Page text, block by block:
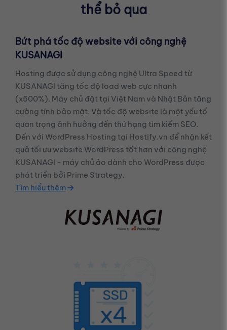
thể bỏ qua
Bứt phá tốc độ website với công nghệ
KUSANAGI
Hosting được sử dụng công nghệ Ultra Speed từ
KUSANAGI tăng tốc độ load web cực nhanh
(x500%). Máy chủ đặt tại Việt Nam và Nhật Bản tăng
cường tính bảo mật. Và tốc độ website là một yếu tố
quan trọng ảnh hưởng đến thứ hạng tìm kiếm SEO.
Đến với WordPress Hosting tại Hostify.vn để nhận kết
quả tối ưu website WordPress tốt hơn với công nghệ
KUSANAGI - máy chủ ảo dành cho WordPress được
phát triển bởi Prime Strategy.
Tìm hiểu thêm